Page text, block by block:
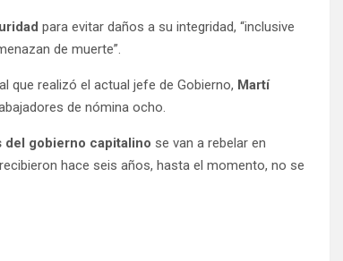
para evitar daños a su integridad, “inclusive
de muerte”.
que realizó el actual jefe de Gobierno, Martí
de nómina ocho.
del gobierno capitalino se van a rebelar en
hace seis años, hasta el momento, no se